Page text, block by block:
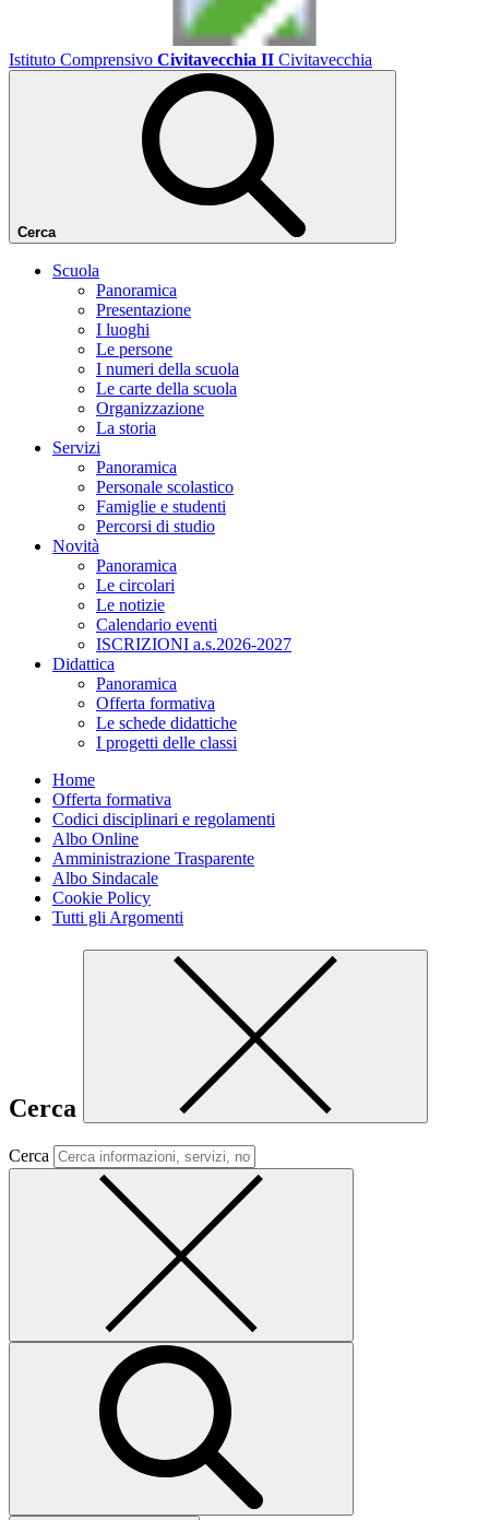
Istituto Comprensivo Civitavecchia II Civitavecchia
Cerca
Scuola
Panoramica
Presentazione
I luoghi
Le persone
I numeri della scuola
Le carte della scuola
Organizzazione
La storia
Servizi
Panoramica
Personale scolastico
Famiglie e studenti
Percorsi di studio
Novità
Panoramica
Le circolari
Le notizie
Calendario eventi
ISCRIZIONI a.s.2026-2027
Didattica
Panoramica
Offerta formativa
Le schede didattiche
I progetti delle classi
Home
Offerta formativa
Codici disciplinari e regolamenti
Albo Online
Amministrazione Trasparente
Albo Sindacale
Cookie Policy
Tutti gli Argomenti
Cerca
Cerca